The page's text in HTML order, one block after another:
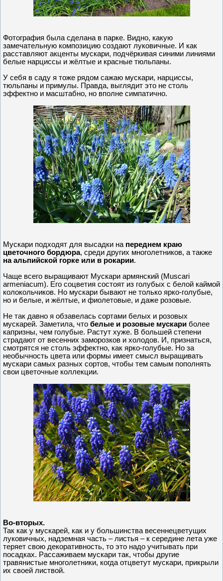
Фотография была сделана в парке. Видно, какую
замечательную композицию создают луковичные. И как
расставляют акценты мускари, подчёркивая синими линиями
белые нарциссы и жёлтые и красные тюльпаны.
У себя в саду я тоже рядом сажаю мускари, нарциссы,
тюльпаны и примулы. Правда, выглядит это не столь
эффектно и масштабно, но вполне симпатично.
Мускари подходят для высадки на переднем краю
цветочного бордюра, среди других многолетников, а также
на альпийской горке или в рокарии.
Чаще всего выращивают Мускари армянский (Muscari
armeniacum). Его соцветия состоят из голубых с белой каймой
колокольчиков. Но мускари бывают не только ярко-голубые,
но и белые, и жёлтые, и фиолетовые, и даже розовые.
Не так давно я обзавелась сортами белых и розовых
мускарей. Заметила, что белые и розовые мускари более
капризны, чем голубые. Растут хуже. В большей степени
страдают от весенних заморозков и холодов. И, признаться,
смотрятся не столь эффектно, как ярко-голубые. Но за
необычность цвета или формы имеет смысл выращивать
мускари самых разных сортов, чтобы тем самым пополнять
свои цветочные коллекции.
Во-вторых.
Так как у мускарей, как и у большинства весеннецветущих
луковичных, надземная часть – листья – к середине лета уже
теряет свою декоративность, то это надо учитывать при
посадках. Рассаживаем мускари так, чтобы другие
травянистые многолетники, когда отцветут мускари, прикрыли
их своей листвой.